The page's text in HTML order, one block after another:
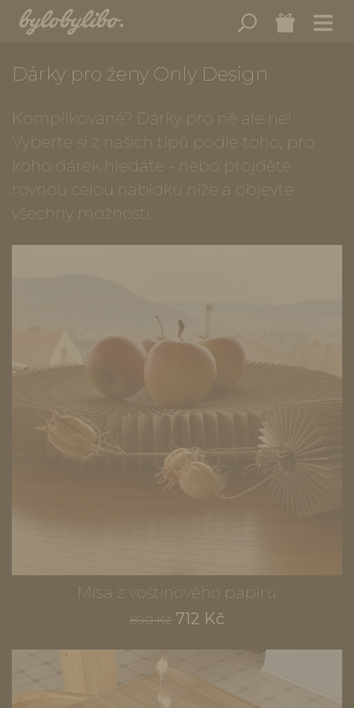
Dárky pro ženy Only Design
Komplikované? Dárky pro ně ale ne!
Vyberte si z našich tipů podle toho, pro
koho dárek hledáte - nebo projděte
rovnou celou nabídku níže a objevte
všechny možnosti.
Mísa z voštinového papíru
890 Kč 712 Kč